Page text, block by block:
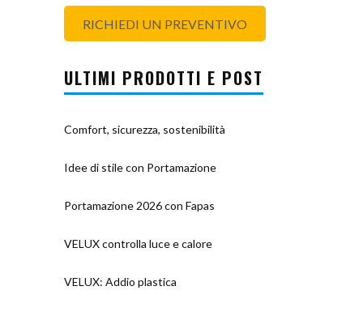
RICHIEDI UN PREVENTIVO
ULTIMI PRODOTTI E POST
Comfort, sicurezza, sostenibilità
Idee di stile con Portamazione
Portamazione 2026 con Fapas
VELUX controlla luce e calore
VELUX: Addio plastica